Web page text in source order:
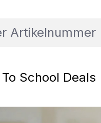
School Deals